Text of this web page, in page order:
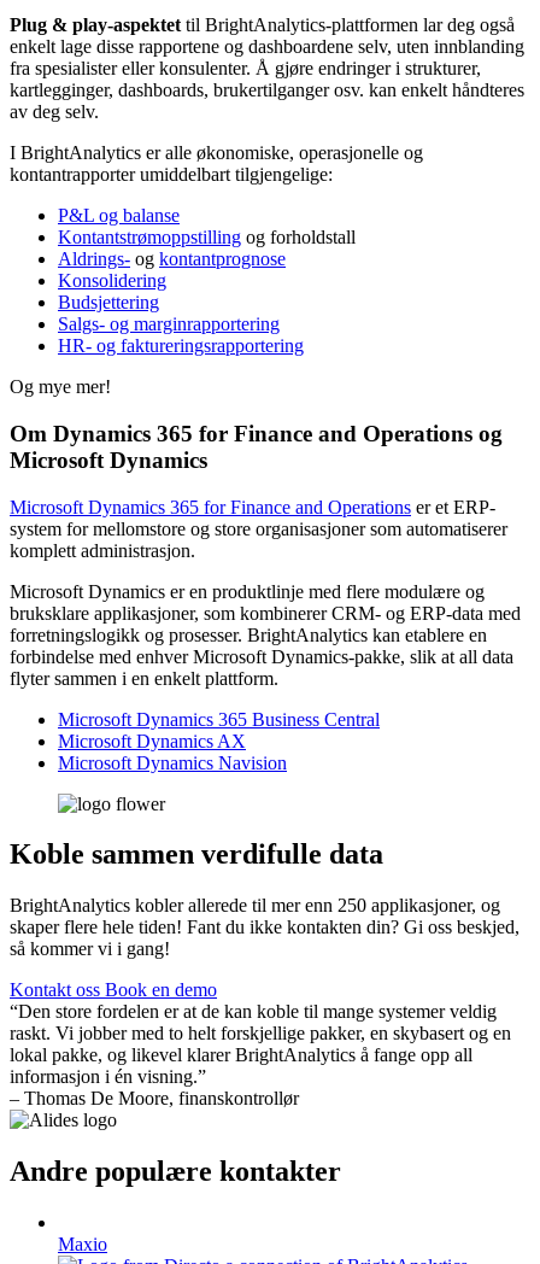
Plug & play-aspektet til BrightAnalytics-plattformen lar deg også
enkelt lage disse rapportene og dashboardene selv, uten innblanding
fra spesialister eller konsulenter. Å gjøre endringer i strukturer,
kartlegginger, dashboards, brukertilganger osv. kan enkelt håndteres
av deg selv.
I BrightAnalytics er alle økonomiske, operasjonelle og
kontantrapporter umiddelbart tilgjengelige:
P&L og balanse
Kontantstrømoppstilling og forholdstall
Aldrings- og kontantprognose
Konsolidering
Budsjettering
Salgs- og marginrapportering
HR- og faktureringsrapportering
Og mye mer!
Om Dynamics 365 for Finance and Operations og
Microsoft Dynamics
Microsoft Dynamics 365 for Finance and Operations er et ERP-
system for mellomstore og store organisasjoner som automatiserer
komplett administrasjon.
Microsoft Dynamics er en produktlinje med flere modulære og
bruksklare applikasjoner, som kombinerer CRM- og ERP-data med
forretningslogikk og prosesser. BrightAnalytics kan etablere en
forbindelse med enhver Microsoft Dynamics-pakke, slik at all data
flyter sammen i en enkelt plattform.
Microsoft Dynamics 365 Business Central
Microsoft Dynamics AX
Microsoft Dynamics Navision
Koble sammen verdifulle data
BrightAnalytics kobler allerede til mer enn 250 applikasjoner, og
skaper flere hele tiden! Fant du ikke kontakten din? Gi oss beskjed,
så kommer vi i gang!
Kontakt oss Book en demo
“Den store fordelen er at de kan koble til mange systemer veldig
raskt. Vi jobber med to helt forskjellige pakker, en skybasert og en
lokal pakke, og likevel klarer BrightAnalytics å fange opp all
informasjon i én visning.”
– Thomas De Moore, finanskontrollør
Andre populære kontakter
Maxio